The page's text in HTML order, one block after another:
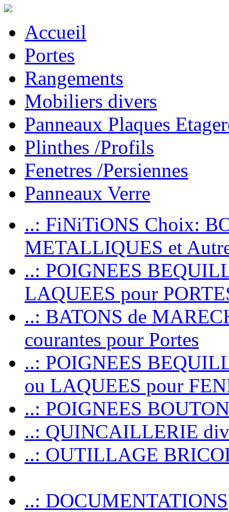
Accueil
Portes
Rangements
Mobiliers divers
Panneaux Plaques
Plinthes /Profils
Fenetres /Persiennes
Panneaux Verre
..: FiNiTiONS Choix:
METALLIQUES et
..: POIGNEES
LAQUEES pour
..: BATONS de
courantes pour Portes
..: POIGNEES
ou LAQUEES pour
..: POIGNEES
..: QUINCAILLERIE
..: OUTILLAGE
..: DOCUMENTATIONS